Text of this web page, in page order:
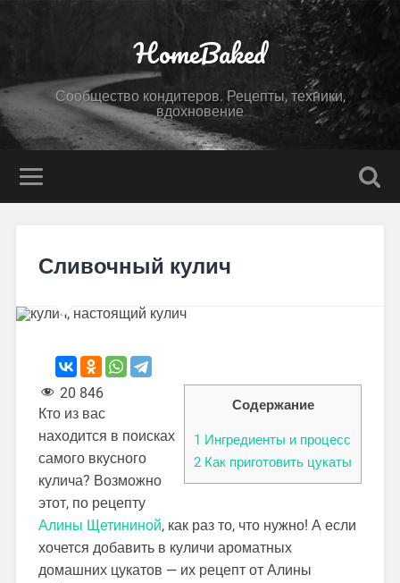
HomeBaked
Сообщество кондитеров. Рецепты, техники,
вдохновение
Сливочный кулич
Содержание
1 Ингредиенты и процесс
2 Как приготовить цукаты
20 846
Кто из вас
находится в поисках
самого вкусного
кулича? Возможно
этот, по рецепту
Алины Щетининой, как раз то, что нужно! А если
хочется добавить в куличи ароматных
домашних цукатов — их рецепт от Алины